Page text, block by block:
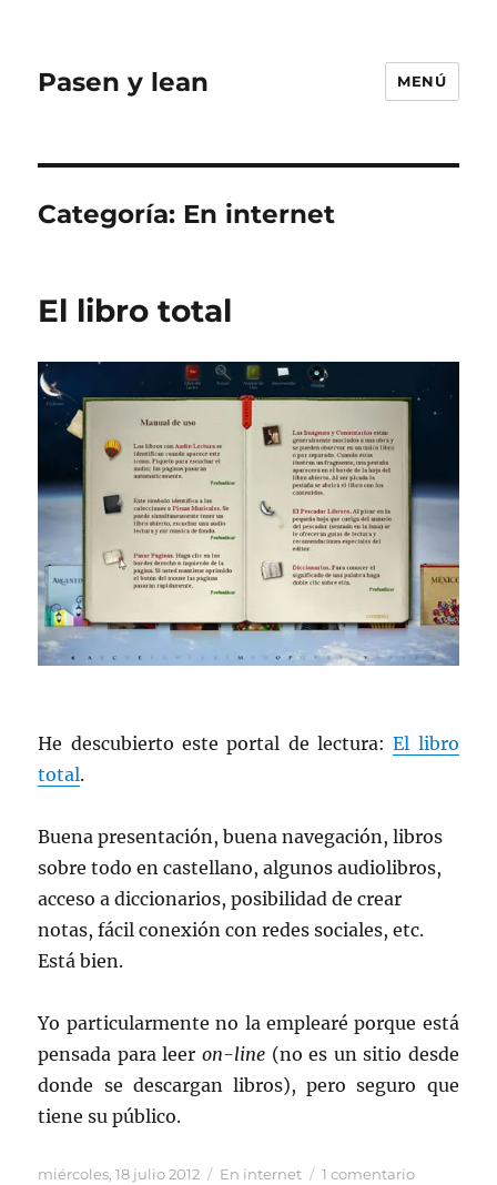
Pasen y lean MENÚ
Categoría: En internet
El libro total
He descubierto este portal de lectura:El libro
total.
Buena presentación, buena navegación, libros
sobre todo en castellano, algunos audiolibros,
acceso a diccionarios, posibilidad de crear
notas, fácil conexión con redes sociales, etc.
Está bien.
Yo particularmente no la emplearé porque está
pensada para leer on-line (no es un sitio desde
donde se descargan libros), pero seguro que
tiene su público.
Publicado
miércoles, 18 julio 2012 Categorías
En internet 1 comentarioen